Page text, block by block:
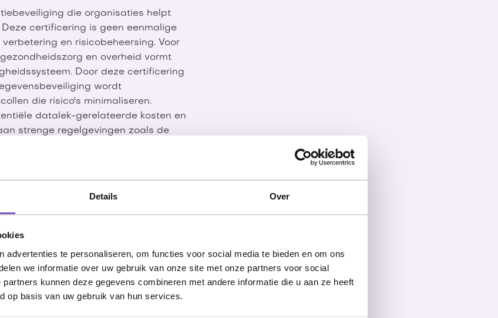
Details Over
advertenties te personaliseren, om functies voor social media te bieden en om ons
we informatie over uw gebruik van onze site met onze partners voor social
kunnen deze gegevens combineren met andere informatie die u aan ze heeft
op basis van uw gebruik van hun services.
die organisaties helpt
certificering is geen eenmalige
en risicobeheersing. Voor
en overheid vormt
Door deze certificering
wordt
die risico's minimaliseren.
datalek-gerelateerde kosten en
strenge regelgevingen zoals de
over wettelijke consequenties.
27001
beveiligingsmaatregelen.
maar ook organisatorische
vormen de kern van
blijft, gaat onze ISO 27001
beveiligingslandschap. Veel
als onnodig. Niets
meerwaarde. Het vormt een
krijgen in uw professionele